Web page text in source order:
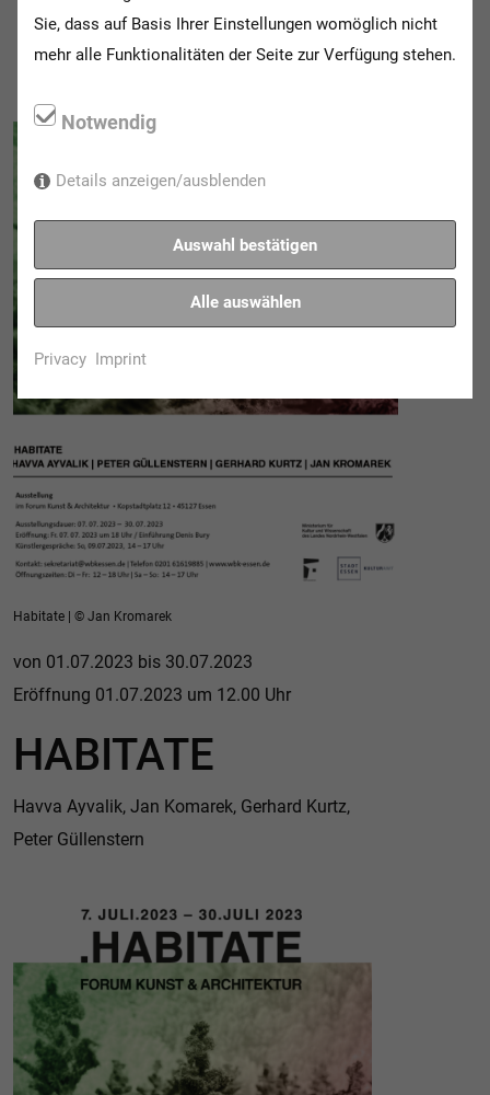
Habitate | © Jan Kromarek
von 01.07.2023 bis 30.07.2023
Eröffnung 01.07.2023 um 12.00 Uhr
HABITATE
Havva Ayvalik, Jan Komarek, Gerhard Kurtz,
Peter Güllenstern
Sie, dass auf Basis Ihrer Einstellungen womöglich nicht
mehr alle Funktionalitäten der Seite zur Verfügung stehen.
Notwendig
Details anzeigen/ausblenden
Auswahl bestätigen
Alle auswählen
Privacy Imprint